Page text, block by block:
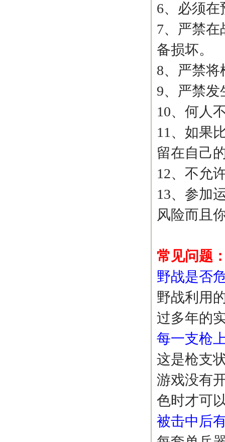
6、必须
7、严禁
备损坏。
8、严禁
9、严禁
10、何人
11、如果
留在自己
12、不允
13、参加
风险而且
常见问题
野战是否
野战利用
过多年的
每一支枪
这是枪支
游戏没有
色时才可
被击中后